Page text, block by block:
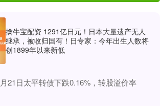
擒牛宝配资 1291亿日元！日本大量遗产无人
继承，被收归国有！日专家：今年出生人数将
创1899年以来新低
21日太平转债下跌0.16%，转股溢价率